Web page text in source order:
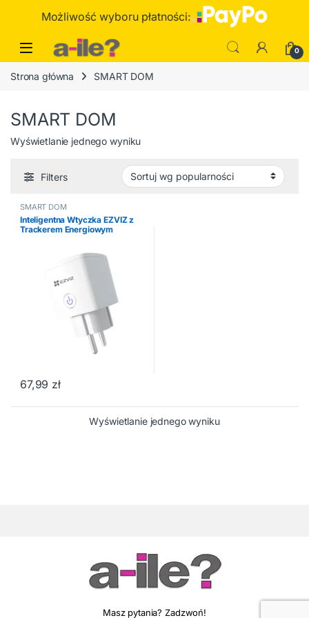
Możliwość wyboru płatności:
0
Strona główna SMART DOM
SMART DOM
Wyświetlanie jednego wyniku
Filters
SMART DOM
Inteligentna Wtyczka EZVIZ z
Trackerem Energiowym
67,99 zł
Wyświetlanie jednego wyniku
Masz pytania? Zadzwoń!